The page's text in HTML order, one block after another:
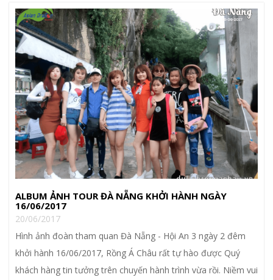
ALBUM ẢNH TOUR ĐÀ NẴNG KHỞI HÀNH NGÀY
16/06/2017
20/06/2017
Hình ảnh đoàn tham quan Đà Nẵng - Hội An 3 ngày 2 đêm
khởi hành 16/06/2017, Rồng Á Châu rất tự hào được Quý
khách hàng tin tưởng trên chuyến hành trình vừa rồi. Niềm vui